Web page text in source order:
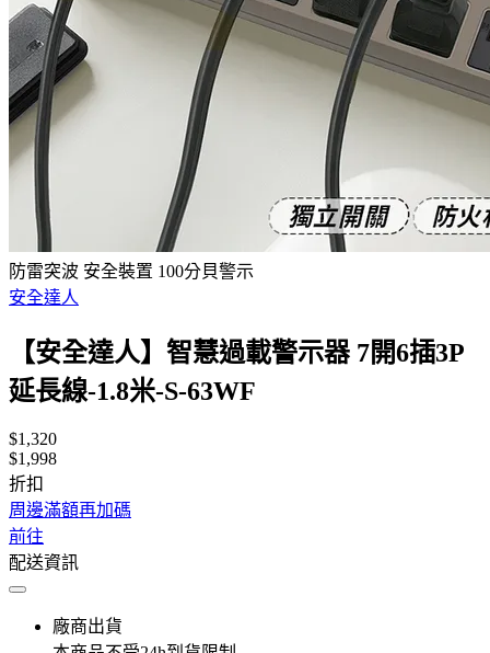
防雷突波 安全裝置 100分貝警示
安全達人
【安全達人】智慧過載警示器 7開6插3P
延長線-1.8米-S-63WF
$1,320
$1,998
折扣
周邊滿額再加碼
前往
配送資訊
廠商出貨